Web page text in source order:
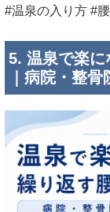
#温泉の入り方 #
5. 温泉で楽に
｜病院・整